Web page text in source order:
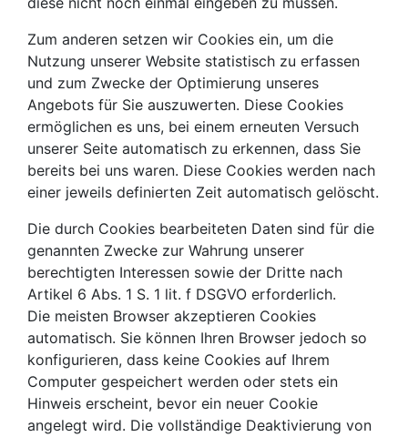
Zum anderen setzen wir Cookies ein, um die
Nutzung unserer Website statistisch zu erfassen
und zum Zwecke der Optimierung unseres
Angebots für Sie auszuwerten. Diese Cookies
ermöglichen es uns, bei einem erneuten Versuch
unserer Seite automatisch zu erkennen, dass Sie
bereits bei uns waren. Diese Cookies werden nach
einer jeweils definierten Zeit automatisch gelöscht.
Die durch Cookies bearbeiteten Daten sind für die
genannten Zwecke zur Wahrung unserer
berechtigten Interessen sowie der Dritte nach
Artikel 6 Abs. 1 S. 1 lit. f DSGVO erforderlich.
Die meisten Browser akzeptieren Cookies
automatisch. Sie können Ihren Browser jedoch so
konfigurieren, dass keine Cookies auf Ihrem
Computer gespeichert werden oder stets ein
Hinweis erscheint, bevor ein neuer Cookie
angelegt wird. Die vollständige Deaktivierung von